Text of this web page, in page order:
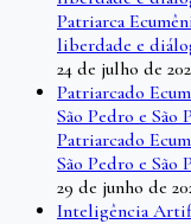
Patriarca
liberdade e
24 de julho de
Patriarcado
São Pedro e São
Patriarcado
São Pedro e São
29 de junho de
Inteligência